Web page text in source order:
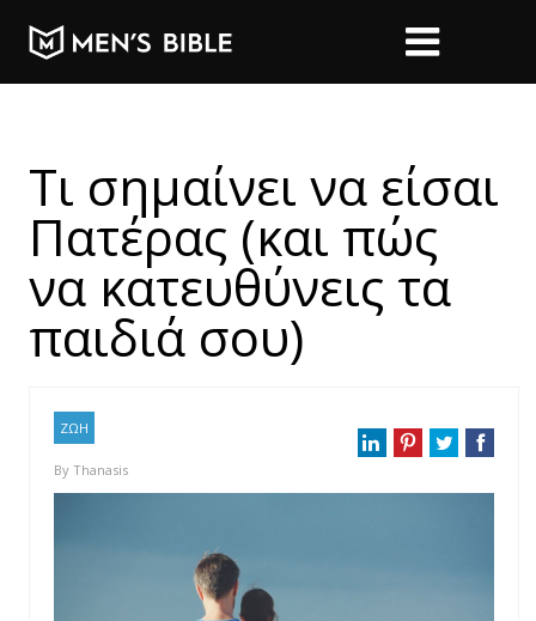
Τι σημαίνει να είσαι
Πατέρας (και πώς
να κατευθύνεις τα
παιδιά σου)
ΖΩΗ
By Thanasis